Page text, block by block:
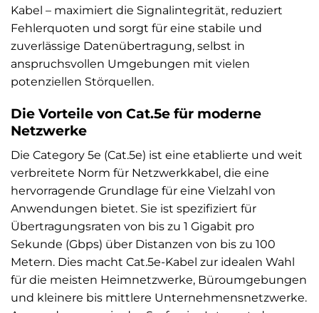
Kabel – maximiert die Signalintegrität, reduziert
Fehlerquoten und sorgt für eine stabile und
zuverlässige Datenübertragung, selbst in
anspruchsvollen Umgebungen mit vielen
potenziellen Störquellen.
Die Vorteile von Cat.5e für moderne
Netzwerke
Die Category 5e (Cat.5e) ist eine etablierte und weit
verbreitete Norm für Netzwerkkabel, die eine
hervorragende Grundlage für eine Vielzahl von
Anwendungen bietet. Sie ist spezifiziert für
Übertragungsraten von bis zu 1 Gigabit pro
Sekunde (Gbps) über Distanzen von bis zu 100
Metern. Dies macht Cat.5e-Kabel zur idealen Wahl
für die meisten Heimnetzwerke, Büroumgebungen
und kleinere bis mittlere Unternehmensnetzwerke.